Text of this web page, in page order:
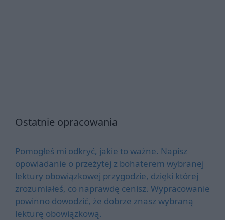
Ostatnie opracowania
Pomogłeś mi odkryć, jakie to ważne. Napisz
opowiadanie o przeżytej z bohaterem wybranej
lektury obowiązkowej przygodzie, dzięki której
zrozumiałeś, co naprawdę cenisz. Wypracowanie
powinno dowodzić, że dobrze znasz wybraną
lekturę obowiązkową.